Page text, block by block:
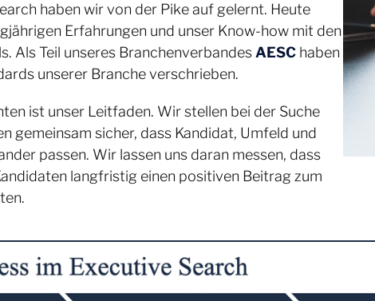
haben wir von der Pike auf gelernt. Heute
Erfahrungen und unser Know-how mit den
Als Teil unseres Branchenverbandes AESC haben
unserer Branche verschrieben.
ist unser Leitfaden. Wir stellen bei der Suche
gemeinsam sicher, dass Kandidat, Umfeld und
passen. Wir lassen uns daran messen, dass
langfristig einen positiven Beitrag zum